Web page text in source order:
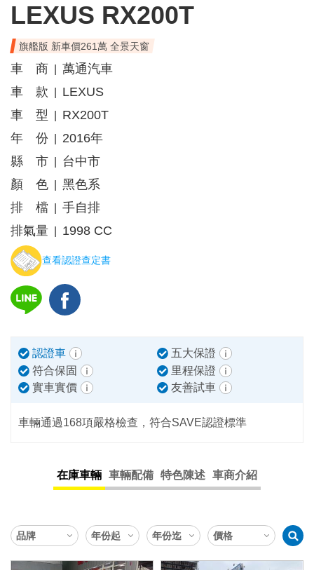
LEXUS RX200T
旗艦版 新車價261萬 全景天窗
車 商
萬通汽車
車 款
LEXUS
車 型
RX200T
年 份
2016年
縣 市
台中市
顏 色
黑色系
排 檔
手自排
排氣量
1998 CC
查看認證查定書
認證車
五大保證
符合保固
里程保證
實車實價
友善試車
車輛通過168項嚴格檢查，符合SAVE認證標準
在庫車輛 車輛配備 特色陳述 車商介紹